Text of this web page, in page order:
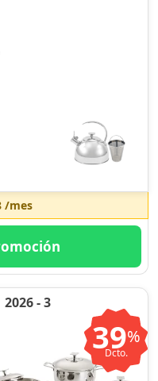
/mes
- 3
39%
Dcto.